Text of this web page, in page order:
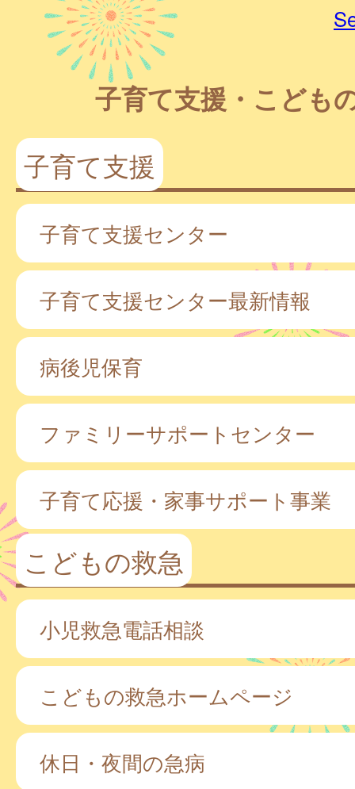
子育て支援・こども
子育て支援
子育て支援センター
子育て支援センター最新情報
病後児保育
ファミリーサポートセンター
子育て応援・家事サポート事業
こどもの救急
小児救急電話相談
こどもの救急ホームページ
休日・夜間の急病